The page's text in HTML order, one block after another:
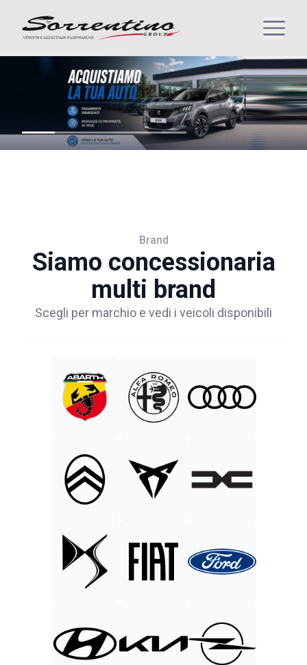
Brand
Siamo concessionaria
multi brand
Scegli per marchio e vedi i veicoli disponibili